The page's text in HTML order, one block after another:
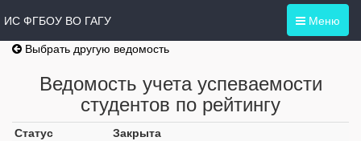
Меню
ИС ФГБОУ ВО ГАГУ
Выбрать другую ведомость
Ведомость учета успеваемости
студентов по рейтингу
Статус
Закрыта